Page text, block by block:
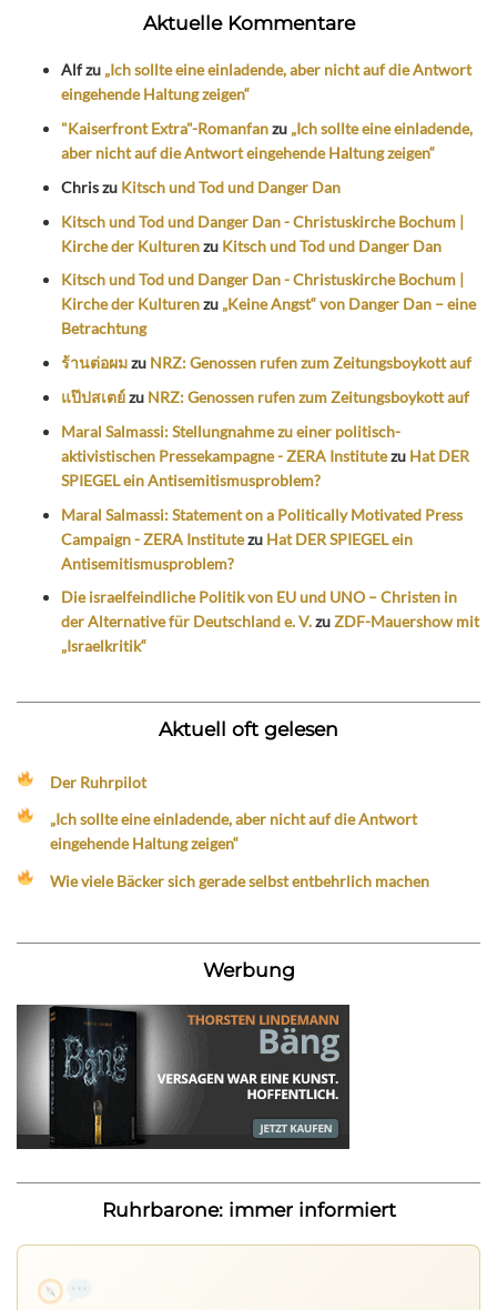
Aktuelle Kommentare
Alfzu „Ich sollte eine einladende, aber nicht auf die Antwort
eingehende Haltung zeigen“
"Kaiserfront Extra"-Romanfanzu „Ich sollte eine einladende,
aber nicht auf die Antwort eingehende Haltung zeigen“
Chriszu Kitsch und Tod und Danger Dan
Kitsch und Tod und Danger Dan - Christuskirche Bochum |
Kirche der Kulturenzu Kitsch und Tod und Danger Dan
Kitsch und Tod und Danger Dan - Christuskirche Bochum |
Kirche der Kulturenzu „Keine Angst“ von Danger Dan – eine
Betrachtung
ร้านต่อผมzu NRZ: Genossen rufen zum Zeitungsboykott auf
แป๊ปสเตย์zu NRZ: Genossen rufen zum Zeitungsboykott auf
Maral Salmassi: Stellungnahme zu einer politisch-
aktivistischen Pressekampagne - ZERA Institutezu Hat DER
SPIEGEL ein Antisemitismusproblem?
Maral Salmassi: Statement on a Politically Motivated Press
Campaign - ZERA Institutezu Hat DER SPIEGEL ein
Antisemitismusproblem?
Die israelfeindliche Politik von EU und UNO – Christen in
der Alternative für Deutschland e. V.zuZDF-Mauershow mit
„Israelkritik“
Aktuell oft gelesen
Der Ruhrpilot
„Ich sollte eine einladende, aber nicht auf die Antwort
eingehende Haltung zeigen“
Wie viele Bäcker sich gerade selbst entbehrlich machen
Werbung
Ruhrbarone: immer informiert